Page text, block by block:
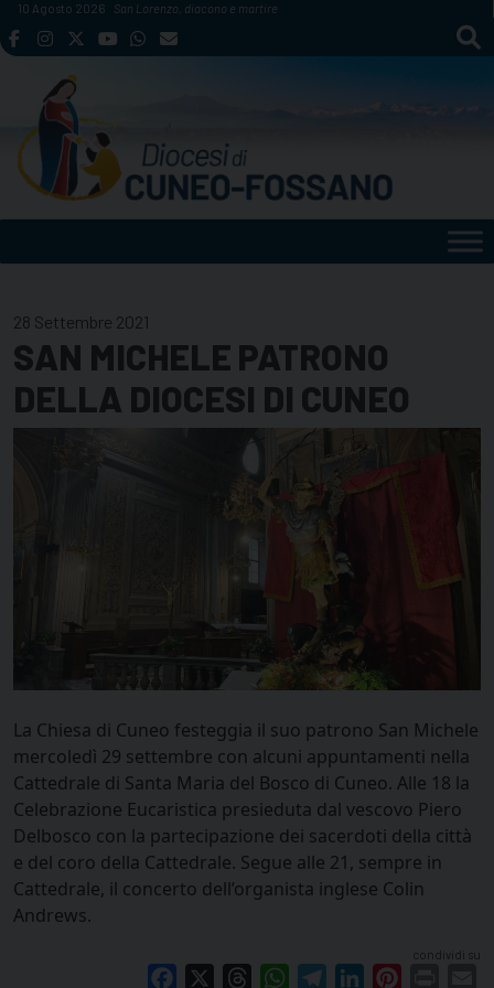
Skip
to
10 Agosto 2026 San Lorenzo, diacono e martire
28 Settembre 2021
SAN MICHELE PATRONO
DELLA DIOCESI DI CUNEO
La Chiesa di Cuneo festeggia il suo patrono San Michele
mercoledì 29 settembre con alcuni appuntamenti nella
Cattedrale di Santa Maria del Bosco di Cuneo. Alle 18 la
Celebrazione Eucaristica presieduta dal vescovo Piero
Delbosco con la partecipazione dei sacerdoti della città
e del coro della Cattedrale. Segue alle 21, sempre in
Cattedrale, il concerto dell’organista inglese Colin
Andrews.
condividi su
Facebook ThreadsWhatsAppTelegramLinkedIn